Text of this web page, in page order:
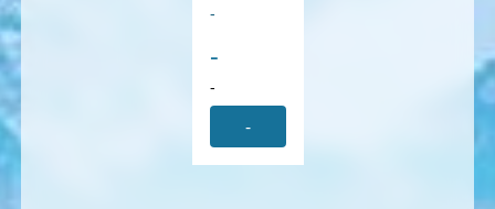
-
-
-
-